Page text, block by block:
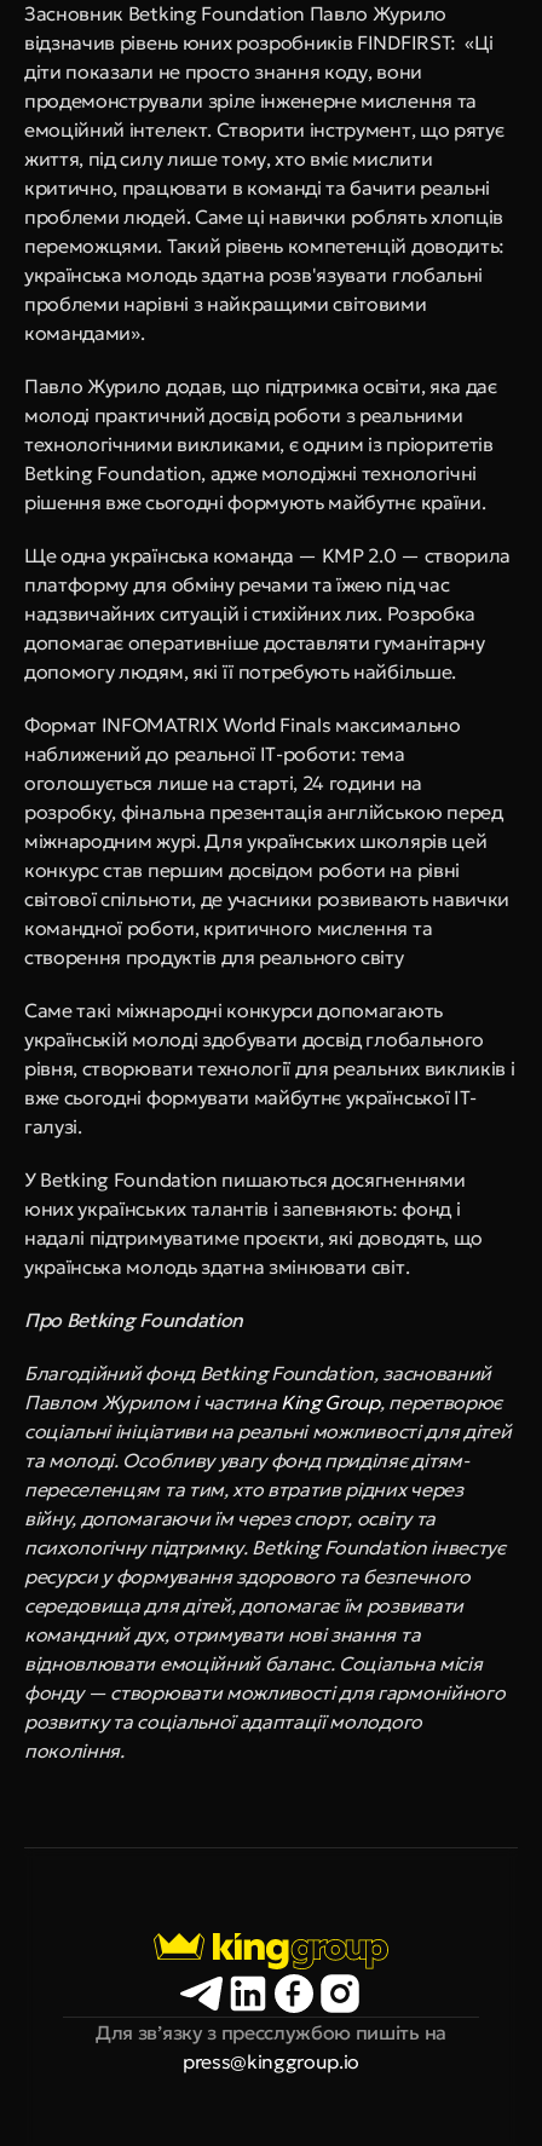
Засновник Betking Foundation Павло Журило
відзначив рівень юних розробників FINDFIRST:  «Ці
діти показали не просто знання коду, вони
продемонстрували зріле інженерне мислення та
емоційний інтелект. Створити інструмент, що рятує
життя, під силу лише тому, хто вміє мислити
критично, працювати в команді та бачити реальні
проблеми людей. Саме ці навички роблять хлопців
переможцями. Такий рівень компетенцій доводить:
українська молодь здатна розв'язувати глобальні
проблеми нарівні з найкращими світовими
командами».
Павло Журило додав, що підтримка освіти, яка дає
молоді практичний досвід роботи з реальними
технологічними викликами, є одним із пріоритетів
Betking Foundation, адже молодіжні технологічні
рішення вже сьогодні формують майбутнє країни.
Ще одна українська команда — KMP 2.0 — створила
платформу для обміну речами та їжею під час
надзвичайних ситуацій і стихійних лих. Розробка
допомагає оперативніше доставляти гуманітарну
допомогу людям, які її потребують найбільше.
Формат INFOMATRIX World Finals максимально
наближений до реальної ІТ-роботи: тема
оголошується лише на старті, 24 години на
розробку, фінальна презентація англійською перед
міжнародним журі. Для українських школярів цей
конкурс став першим досвідом роботи на рівні
світової спільноти, де учасники розвивають навички
командної роботи, критичного мислення та
створення продуктів для реального світу
Саме такі міжнародні конкурси допомагають
українській молоді здобувати досвід глобального
рівня, створювати технології для реальних викликів і
вже сьогодні формувати майбутнє української ІТ-
галузі.
У Betking Foundation пишаються досягненнями
юних українських талантів і запевняють: фонд і
надалі підтримуватиме проєкти, які доводять, що
українська молодь здатна змінювати світ.
Про Betking Foundation
Благодійний фонд Betking Foundation, заснований
Павлом Журилом і частина King Group, перетворює
соціальні ініціативи на реальні можливості для дітей
та молоді. Особливу увагу фонд приділяє дітям-
переселенцям та тим, хто втратив рідних через
війну, допомагаючи їм через спорт, освіту та
психологічну підтримку. Betking Foundation інвестує
ресурси у формування здорового та безпечного
середовища для дітей, допомагає їм розвивати
командний дух, отримувати нові знання та
відновлювати емоційний баланс. Соціальна місія
фонду — створювати можливості для гармонійного
розвитку та соціальної адаптації молодого
покоління.
Для зв’язку з пресслужбою пишіть на
press@kinggroup.io